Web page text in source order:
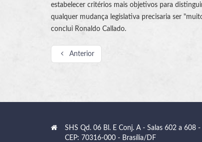
estabelecer critérios mais objetivos para
qualquer mudança legislativa precisaria ser
conclui Ronaldo Callado.
Anterior
SHS Qd. 06 Bl. E Conj. A - Salas 602 a 608
CEP: 70316-000 - Brasília/DF